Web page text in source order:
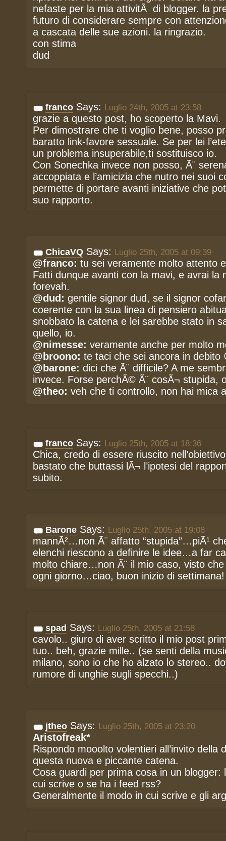
nefaste per la mia attivitÃ di blogger. la
futuro di considerare sempre con
a cascata delle sue azioni. la ringrazio.
con stima
dud
franco Says: Luglio 24th, 2005 at 23:58
grazie a questo post, ho scoperto la Mavi.
Per dimostrare che ti voglio bene, posso
baratto link-favore sessuale. Se per lei
un problema insuperabile,ti sostituisco io.
Con Sonechka invece non posso, Ã¨
accoppiata e l’amicizia che nutro nei suoi
permette di portare avanti iniziative che
suo rapporto.
ChicaVQ Says: Luglio 25th, 2005 at 09:39
@franco: tu sei veramente molto attento
Fatti dunque avanti con la mavi, e avrai la
forevah.
@dud: gentile signor dud, se il signor
coerente con la sua linea di pensiero
snobbato la catena e lei sarebbe stato in
quello, io.
@nimesse: veramente anche per molto
@broono: te taci che sei ancora in debito
@barone: dici che Ã¨ difficile? A me
invece. Forse perchÃ© Ã¨ cosÃ¬ stupida,
@theo: veh che ti controllo, non hai mica
franco Says: Luglio 25th, 2005 at 18:36
Chica, credo di essere riuscito
bastato che buttassi lÃ¬ l’ipotesi del
subito.
Barone Says: Luglio 25th, 2005 at 19:08
mannÃ²…non Ã¨ affatto “stupida”…piÃ¹
elenchi riescono a definire le idee…a far
molto chiare…non Ã¨ il mio caso, visto
ogni giorno…ciao, buon inizio di
spad Says: Luglio 25th, 2005 at 21:58
cavolo.. giuro di aver scritto il mio post
tuo.. beh, grazie mille.. (se senti della
milano, sono io che ho alzato lo stereo..
rumore di unghie sugli specchi..)
jtheo Says: Luglio 25th, 2005 at 23:20
Aristofreak*
Rispondo mooolto volentieri all’invito della
questa nuova e piccante catena.
Cosa guardi per prima cosa in un blogger:
cui scrive o se ha i feed rss?
Generalmente il modo in cui scrive e gli